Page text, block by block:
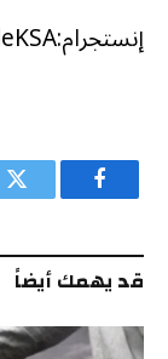
إنستجرام:instagram.com/HuaweiMobileKSA
فيسبوك
قد يهمك أيضاً